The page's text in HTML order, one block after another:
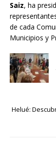
Saiz, ha
de cada
Municipios y
Helué: